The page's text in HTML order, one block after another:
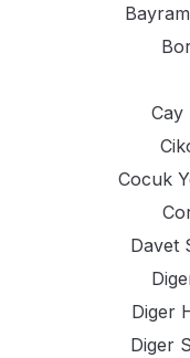
Cay
Cocuk
Davet
Diger
Diger